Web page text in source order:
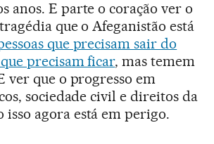
anos. E parte o coração ver o
que o Afeganistão está
que precisam sair do
precisam ficar, mas temem
ver que o progresso em
sociedade civil e direitos da
agora está em perigo.